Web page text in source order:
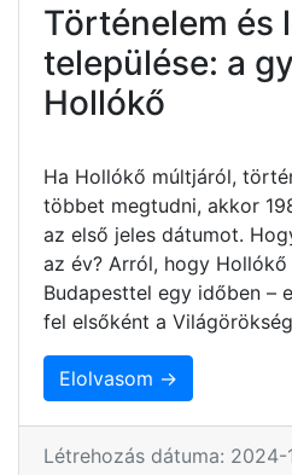
Történelem és
települése: a
Hollókő
Ha Hollókő múltjáról,
többet megtudni, akkor
az első jeles dátumot.
az év? Arról, hogy Hollókő
Budapesttel egy időben –
fel elsőként a
Elolvasom →
Létrehozás dátuma: 2024-